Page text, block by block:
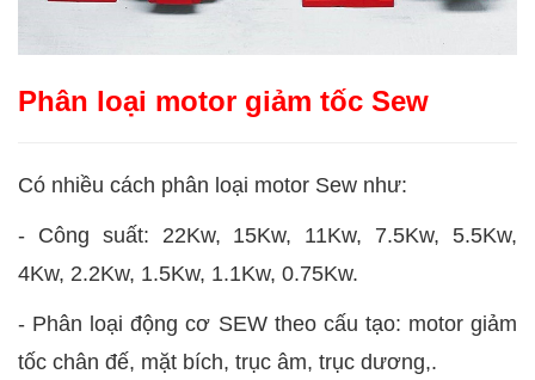
Phân loại motor giảm tốc Sew
Có nhiều cách phân loại motor Sew như:
- Công suất: 22Kw, 15Kw, 11Kw, 7.5Kw, 5.5Kw,
4Kw, 2.2Kw, 1.5Kw, 1.1Kw, 0.75Kw.
- Phân loại động cơ SEW theo cấu tạo: motor giảm
tốc chân đế, mặt bích, trục âm, trục dương,.